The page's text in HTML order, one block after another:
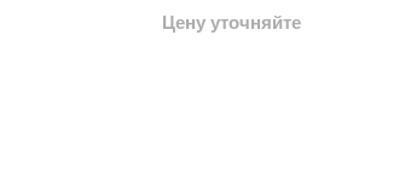
Цену уточняйте